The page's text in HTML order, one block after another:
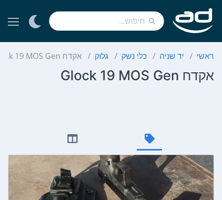
ראשי יד שניה כלי נשק גלוק אקדח Glock 19 MOS Gen
אקדח Glock 19 MOS Gen